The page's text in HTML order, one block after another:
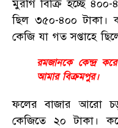
মুরগি বিক্রি হচ্ছে
ছিল ৩৫০-৪০০ টাকা।
কেজি যা গত সপ্তাহে
রমজানকে কেন্দ্র
আমার বিক্রমপুর।
ফলের বাজার আরো
কেজিতে ২০ টাকা।